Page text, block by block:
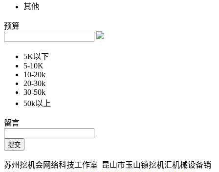
其他
预算
5K以下
5-10K
10-20k
20-30k
30-50k
50k以上
留言
苏州挖机会网络科技工作室 昆山市玉山镇挖机汇机械设备销